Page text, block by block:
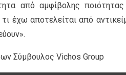
από αμφίβολης
έχω αποτελείται από
Σύμβουλος Vichos Group